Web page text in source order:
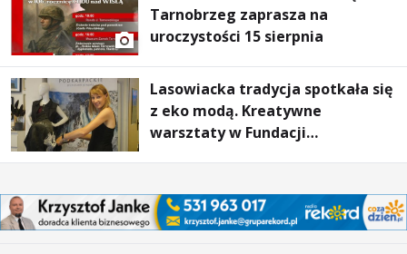
Tarnobrzeg zaprasza na
uroczystości 15 sierpnia
Lasowiacka tradycja spotkała się
z eko modą. Kreatywne
warsztaty w Fundacji